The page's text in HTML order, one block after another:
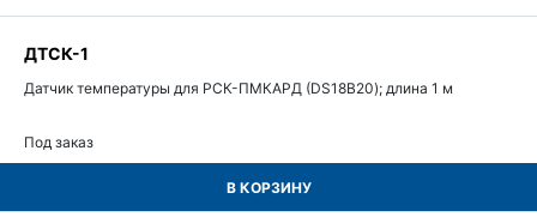
ДТСК-1
Датчик температуры для РСК-ПМКАРД (DS18B20); длина 1 м
Под заказ
В КОРЗИНУ